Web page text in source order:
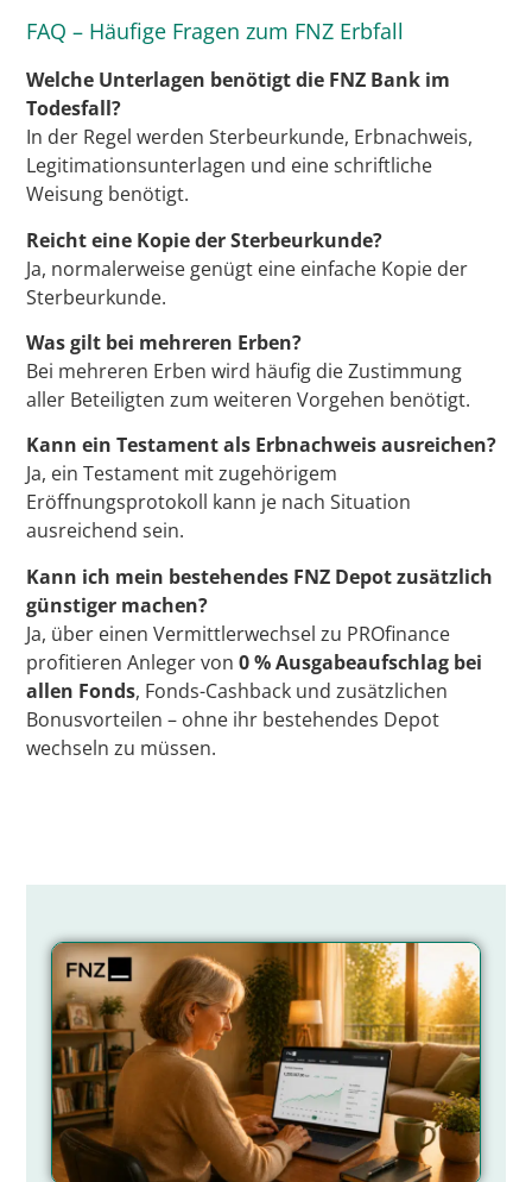
FAQ – Häufige Fragen zum FNZ Erbfall
Welche Unterlagen benötigt die FNZ Bank im
Todesfall?
In der Regel werden Sterbeurkunde, Erbnachweis,
Legitimationsunterlagen und eine schriftliche
Weisung benötigt.
Reicht eine Kopie der Sterbeurkunde?
Ja, normalerweise genügt eine einfache Kopie der
Sterbeurkunde.
Was gilt bei mehreren Erben?
Bei mehreren Erben wird häufig die Zustimmung
aller Beteiligten zum weiteren Vorgehen benötigt.
Kann ein Testament als Erbnachweis ausreichen?
Ja, ein Testament mit zugehörigem
Eröffnungsprotokoll kann je nach Situation
ausreichend sein.
Kann ich mein bestehendes FNZ Depot zusätzlich
günstiger machen?
Ja, über einen Vermittlerwechsel zu PROfinance
profitieren Anleger von0 % Ausgabeaufschlag bei
allen Fonds, Fonds-Cashback und zusätzlichen
Bonusvorteilen – ohne ihr bestehendes Depot
wechseln zu müssen.